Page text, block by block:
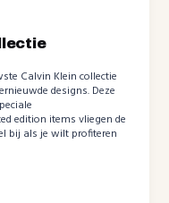
Calvin Klein collectie
designs. Deze
edition items vliegen de
bij als je wilt profiteren